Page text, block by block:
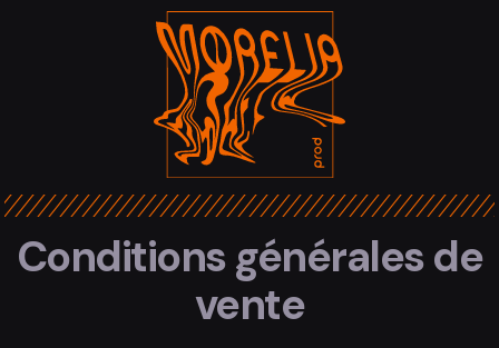
Conditions générales de
vente